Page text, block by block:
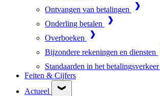
Ontvangen van betalingen
Onderling betalen
Overboeken
Bijzondere rekeningen en diensten
Standaarden in het betalingsverkeer
Feiten & Cijfers
Actueel